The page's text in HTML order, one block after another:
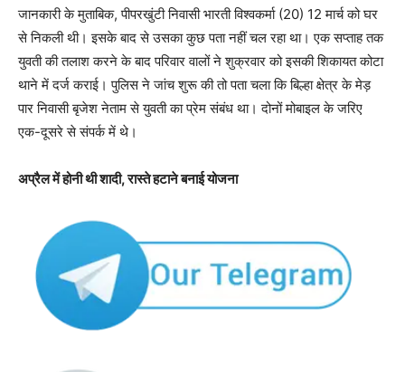
जानकारी के मुताबिक, पीपरखुंटी निवासी भारती विश्वकर्मा (20) 12 मार्च को घर
से निकली थी। इसके बाद से उसका कुछ पता नहीं चल रहा था। एक सप्ताह तक
युवती की तलाश करने के बाद परिवार वालों ने शुक्रवार को इसकी शिकायत कोटा
थाने में दर्ज कराई। पुलिस ने जांच शुरू की तो पता चला कि बिल्हा क्षेत्र के मेड़
पार निवासी बृजेश नेताम से युवती का प्रेम संबंध था। दोनों मोबाइल के जरिए
एक-दूसरे से संपर्क में थे।
अप्रैल में होनी थी शादी, रास्ते हटाने बनाई योजना